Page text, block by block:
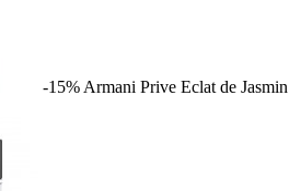
-15% Armani Prive Eclat de Jasmin